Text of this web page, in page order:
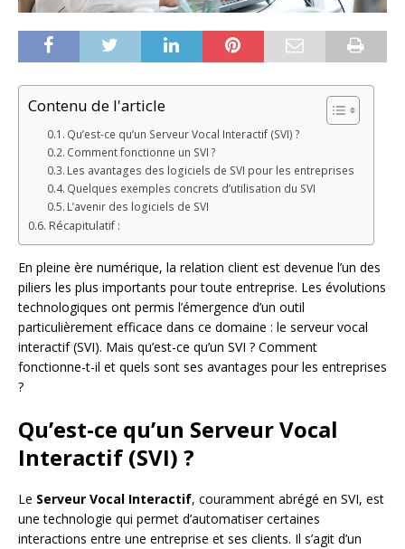
Contenu de l'article
Qu’est-ce qu’un Serveur Vocal Interactif (SVI) ?
Comment fonctionne un SVI ?
Les avantages des logiciels de SVI pour les entreprises
Quelques exemples concrets d’utilisation du SVI
L’avenir des logiciels de SVI
Récapitulatif :
En pleine ère numérique, la relation client est devenue l’un des
piliers les plus importants pour toute entreprise. Les évolutions
technologiques ont permis l’émergence d’un outil
particulièrement efficace dans ce domaine : le serveur vocal
interactif (SVI). Mais qu’est-ce qu’un SVI ? Comment
fonctionne-t-il et quels sont ses avantages pour les entreprises
?
Qu’est-ce qu’un Serveur Vocal
Interactif (SVI) ?
Le Serveur Vocal Interactif, couramment abrégé en SVI, est
une technologie qui permet d’automatiser certaines
interactions entre une entreprise et ses clients. Il s’agit d’un